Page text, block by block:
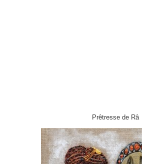
Prêtresse de Râ